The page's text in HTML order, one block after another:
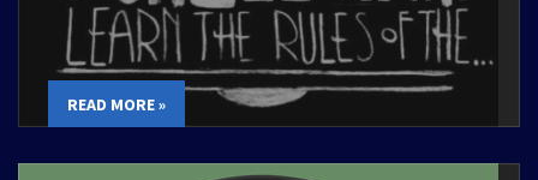
READ MORE »